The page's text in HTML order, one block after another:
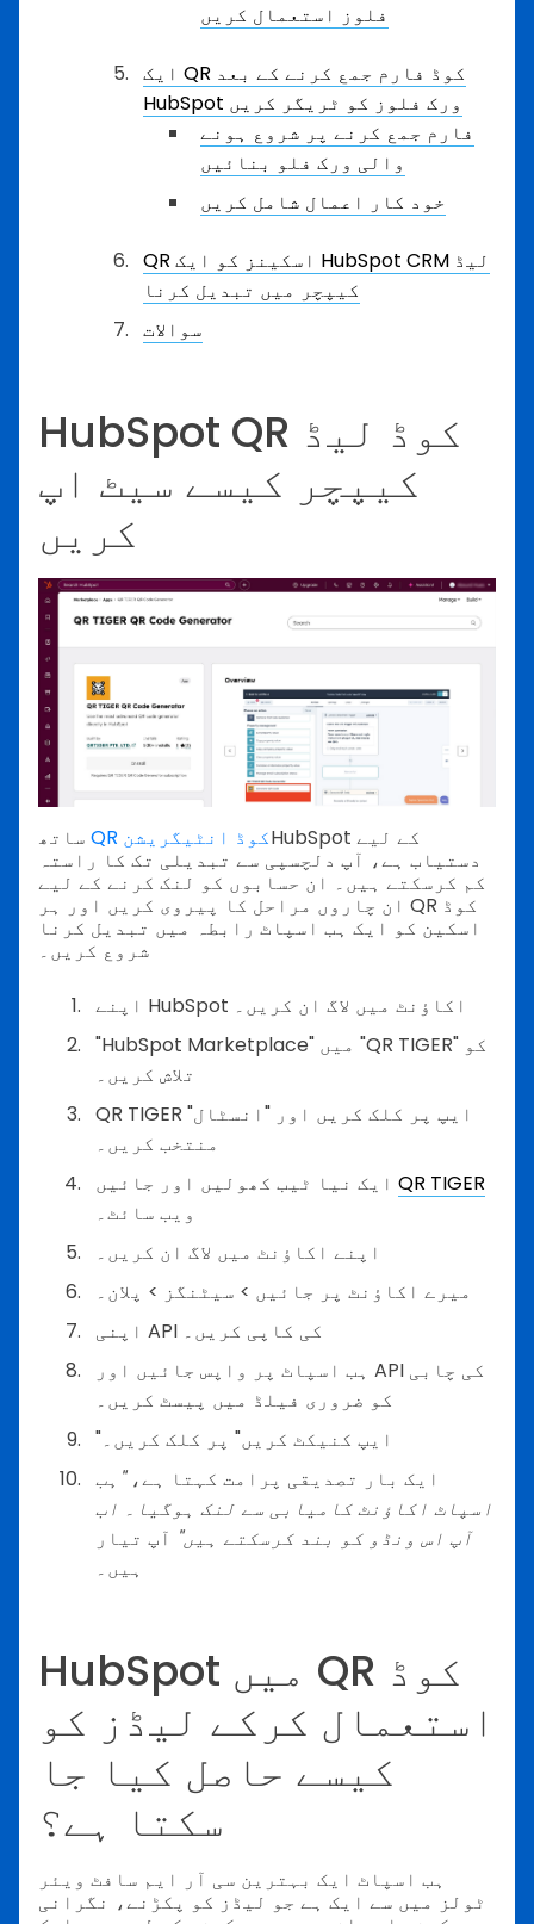
فلوز استعمال کریں
ایک QR کوڈ فارم جمع کرنے کے بعد
HubSpot ورک فلوز کو ٹریگر کریں
فارم جمع کرنے پر شروع ہونے
والی ورک فلو بنائیں
خود کار اعمال شامل کریں
QR اسکینز کو ایک HubSpot CRM لیڈ
کیپچر میں تبدیل کرنا
سوالات
HubSpot QR کوڈ لیڈ
کیپچر کیسے سیٹ اپ
کریں
QR کوڈ انٹیگریشنHubSpot کے لیے
دستیاب ہے، آپ دلچسپی سے تبدیلی تک کا راستہ
کم کرسکتے ہیں۔ ان حسابوں کو لنک کرنے کے لیے
ان چاروں مراحل کا پیروی کریں اور ہر QR کوڈ
اسکین کو ایک ہب اسپاٹ رابطہ میں تبدیل کرنا
شروع کریں۔
اپنے HubSpot اکاؤنٹ میں لاگ ان کریں۔
"HubSpot Marketplace" میں "QR TIGER" کو
تلاش کریں۔
QR TIGER ایپ پر کلک کریں اور "انسٹال"
منتخب کریں۔
QR TIGER
ویب سائٹ۔
اپنے اکاؤنٹ میں لاگ ان کریں۔
میرے اکاؤنٹ پر جائیں > سیٹنگز > پلان۔
اپنی API کی کاپی کریں۔
ہب اسپاٹ پر واپس جائیں اور API کی چابی
کو ضروری فیلڈ میں پیسٹ کریں۔
"ایپ کنیکٹ کریں" پر کلک کریں۔
ایک بار تصدیقی پرامت کہتا ہے،"ہب
اسپاٹ اکاؤنٹ کامیابی سے لنک ہوگیا۔ اب
آپ اس ونڈو کو بند کرسکتے ہیں" آپ تیار
ہیں۔
HubSpot میں QR کوڈ
استعمال کرکے لیڈز کو
کیسے حاصل کیا جا
سکتا ہے؟
ہب اسپاٹ ایک بہترین سی آر ایم سافٹ ویئر
ٹولز میں سے ایک ہے جو لیڈز کو پکڑنے، نگرانی